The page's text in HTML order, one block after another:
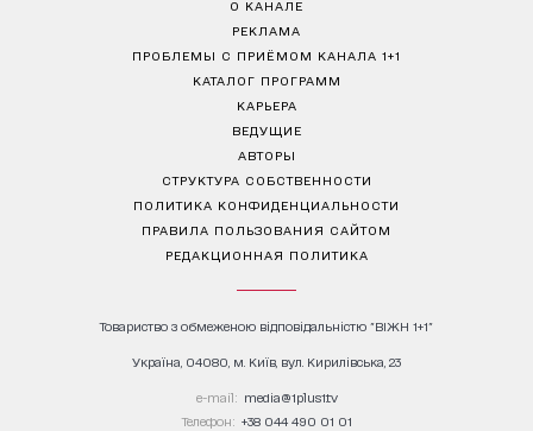
О КАНАЛЕ
РЕКЛАМА
ПРОБЛЕМЫ С ПРИЁМОМ КАНАЛА 1+1
КАТАЛОГ ПРОГРАММ
КАРЬЕРА
ВЕДУЩИЕ
АВТОРЫ
СТРУКТУРА СОБСТВЕННОСТИ
ПОЛИТИКА КОНФИДЕНЦИАЛЬНОСТИ
ПРАВИЛА ПОЛЬЗОВАНИЯ САЙТОМ
РЕДАКЦИОННАЯ ПОЛИТИКА
Товариство з обмеженою відповідальністю "ВІЖН 1+1"
Україна, 04080, м. Київ, вул. Кирилівська, 23
е-mail: media@1plus1.tv
Телефон: +38 044 490 01 01